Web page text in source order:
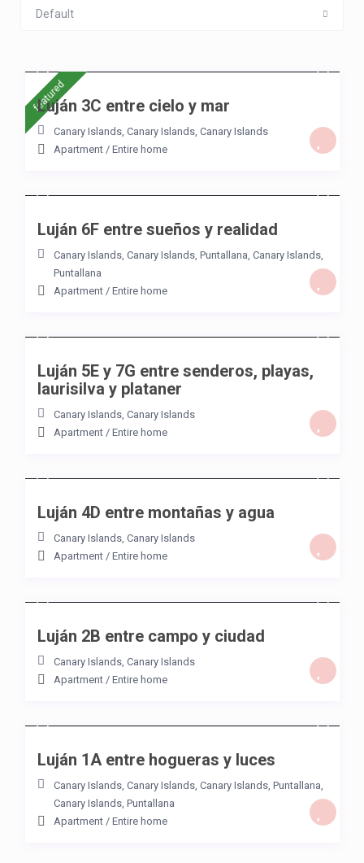
Default
featured
Luján 3C entre cielo y mar
Canary Islands, Canary Islands, Canary Islands
Apartment/ Entire home
Luján 6F entre sueños y realidad
Canary Islands, Canary Islands, Puntallana, Canary Islands,
Puntallana
Apartment/ Entire home
Luján 5E y 7G entre senderos, playas,
laurisilva y plataner
Canary Islands, Canary Islands
Apartment/ Entire home
Luján 4D entre montañas y agua
Canary Islands, Canary Islands
Apartment/ Entire home
Luján 2B entre campo y ciudad
Canary Islands, Canary Islands
Apartment/ Entire home
Luján 1A entre hogueras y luces
Canary Islands, Canary Islands, Canary Islands, Puntallana,
Canary Islands, Puntallana
Apartment/ Entire home